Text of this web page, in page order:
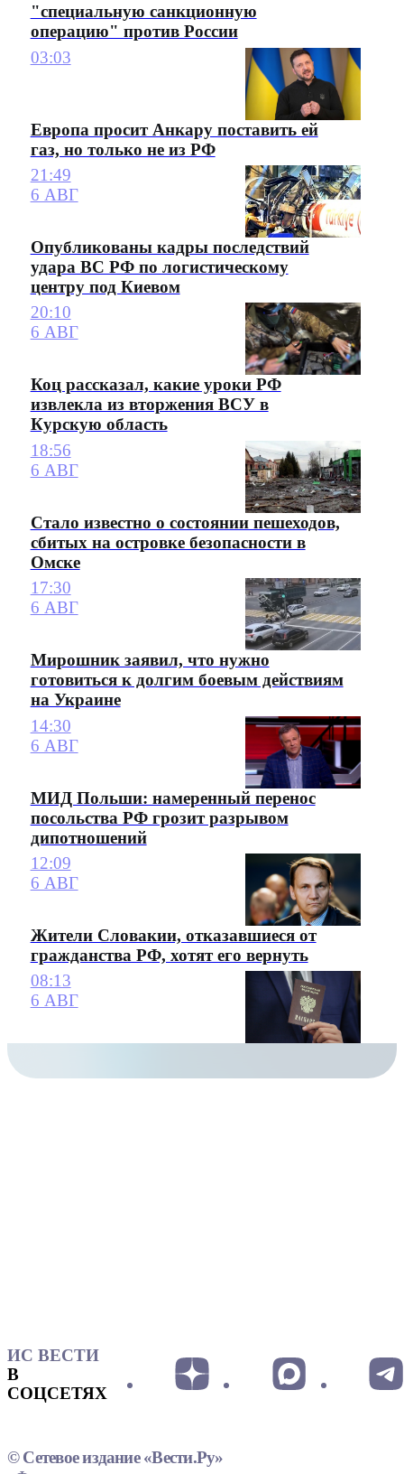
"специальную санкционную
операцию" против России
03:03
Европа просит Анкару поставить ей
газ, но только не из РФ
21:49
6 АВГ
Опубликованы кадры последствий
удара ВС РФ по логистическому
центру под Киевом
20:10
6 АВГ
Коц рассказал, какие уроки РФ
извлекла из вторжения ВСУ в
Курскую область
18:56
6 АВГ
Стало известно о состоянии пешеходов,
сбитых на островке безопасности в
Омске
17:30
6 АВГ
Мирошник заявил, что нужно
готовиться к долгим боевым действиям
на Украине
14:30
6 АВГ
МИД Польши: намеренный перенос
посольства РФ грозит разрывом
дипотношений
12:09
6 АВГ
Жители Словакии, отказавшиеся от
гражданства РФ, хотят его вернуть
08:13
6 АВГ
ИС ВЕСТИ
В
СОЦСЕТЯХ
© Сетевое издание «Вести.Ру»